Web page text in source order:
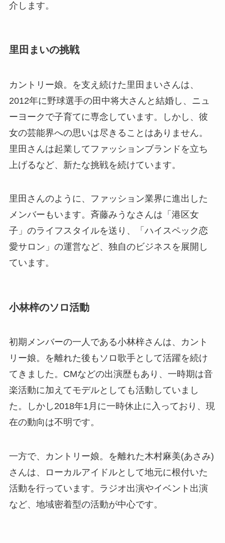
介します。
里田まいの挑戦
カントリー娘。を支え続けた里田まいさんは、
2012年に野球選手の田中将大さんと結婚し、ニュ
ーヨークで子育てに専念しています。しかし、彼
女の芸能界への思いは尽きることはありません。
里田さんは起業してファッションブランドを立ち
上げるなど、新たな挑戦を続けています。
里田さんのように、ファッション業界に進出した
メンバーもいます。斉藤みうなさんは「港区女
子」のライフスタイルを送り、「ハイスペック恋
愛サロン」の運営など、独自のビジネスを展開し
ています。
小林梓のソロ活動
初期メンバーの一人である小林梓さんは、カント
リー娘。を離れた後もソロ歌手として活躍を続け
てきました。CMなどの出演歴もあり、一時期は音
楽活動に加えてモデルとしても活動していまし
た。しかし2018年1月に一時休止に入っており、現
在の動向は不明です。
一方で、カントリー娘。を離れた木村麻美(あさみ)
さんは、ローカルアイドルとして地元に根付いた
活動を行っています。ラジオ出演やイベント出演
など、地域密着型の活動が中心です。